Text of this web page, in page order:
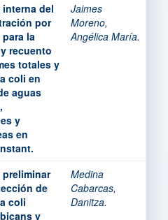
del
por
la
recuento
totales y
coli en
aguas
y
en
Jaimes
Moreno,
Angélica María.
de
coli
y
Medina
Cabarcas,
Danitza.